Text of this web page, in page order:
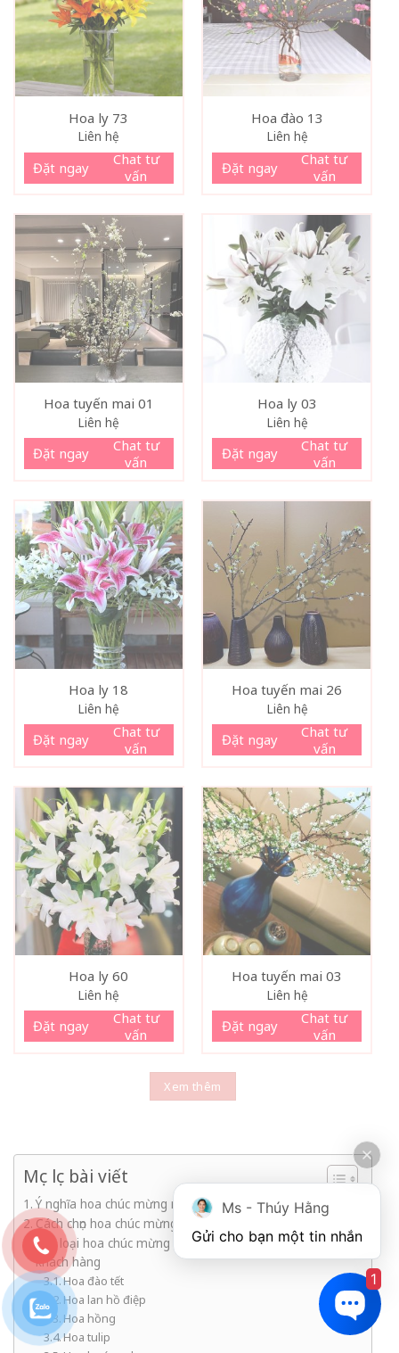
Hoa ly 73
Liên hệ
Đặt ngay
Chat tư
vấn
Hoa đào 13
Liên hệ
Đặt ngay
Chat tư
vấn
Hoa tuyến mai 01
Liên hệ
Đặt ngay
Chat tư
vấn
Hoa ly 03
Liên hệ
Đặt ngay
Chat tư
vấn
Hoa ly 18
Liên hệ
Đặt ngay
Chat tư
vấn
Hoa tuyến mai 26
Liên hệ
Đặt ngay
Chat tư
vấn
Hoa ly 60
Liên hệ
Đặt ngay
Chat tư
vấn
Hoa tuyến mai 03
Liên hệ
Đặt ngay
Chat tư
vấn
Xem thêm
Mục lục bài viết
Ý nghĩa hoa chúc mừng năm mới
Cách chọn hoa chúc mừng năm mới đẹp và ý nghĩa nhất
Các loại hoa chúc mừng năm mới gia đình, sếp, đối tác,
khách hàng
Hoa đào tết
Hoa lan hồ điệp
Hoa hồng
Hoa tulip
Ms - Thúy Hằng
Gửi cho bạn một tin nhắn
1